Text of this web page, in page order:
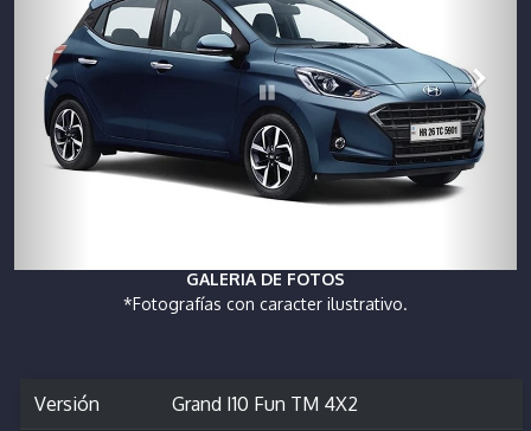
GALERIA DE FOTOS
*Fotografías con caracter ilustrativo.
Versión Grand I10 Fun TM 4X2